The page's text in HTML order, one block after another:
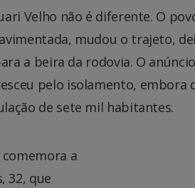
Velho não é diferente. O
mudou o trajeto,
a beira da rodovia. O
pelo isolamento, embora
de sete mil habitantes.
comemora a
32, que